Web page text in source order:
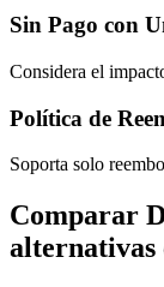
Sin Pago con
Considera el
Política de
Soporta solo
Comparar
alternativas